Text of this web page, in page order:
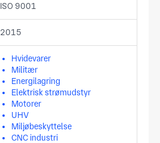
ISO 9001
2015
Hvidevarer
Militær
Energilagring
Elektrisk strømudstyr
Motorer
UHV
Miljøbeskyttelse
CNC industri